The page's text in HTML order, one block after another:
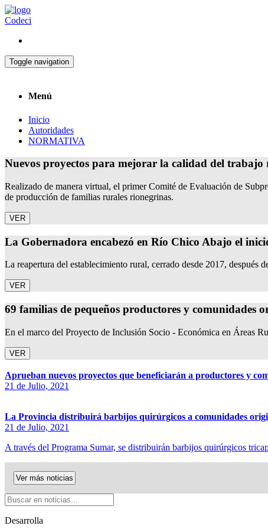
Codeci
Toggle navigation
Menú
Inicio
Autoridades
NORMATIVA
Nuevos proyectos para mejorar la calidad del
Realizado de manera virtual, el primer Comité de Evaluación de
de producción de familias rurales rionegrinas.
VER
La Gobernadora encabezó en Río Chico Abajo el
La reapertura del establecimiento rural, cerrado desde 2017, después
VER
69 familias de pequeños productores y comunidades
En el marco del Proyecto de Inclusión Socio - Económica en Áreas
VER
Aprueban nuevos proyectos que beneficiarán a productores y
21 de Julio, 2021
La Provincia distribuirá barbijos quirúrgicos a comunidades
21 de Julio, 2021
A través del Programa Sumar, se distribuirán barbijos quirúrgicos
Ver más noticias
Desarrolla